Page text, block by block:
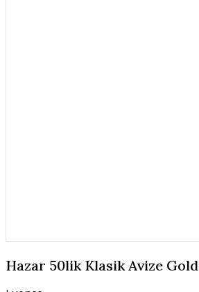
Hazar 50lik Klasik Avize Gold